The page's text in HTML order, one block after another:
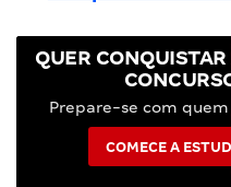
QUER
Prepare-se com
COMECE A